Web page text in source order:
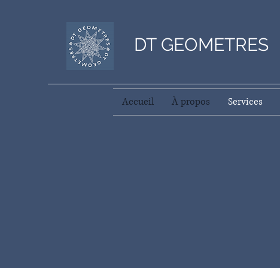
DT GEOMETRES
Accueil À propos Services